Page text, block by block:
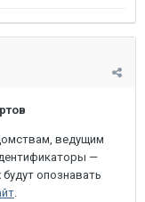
ведущим
—
опознавать
.